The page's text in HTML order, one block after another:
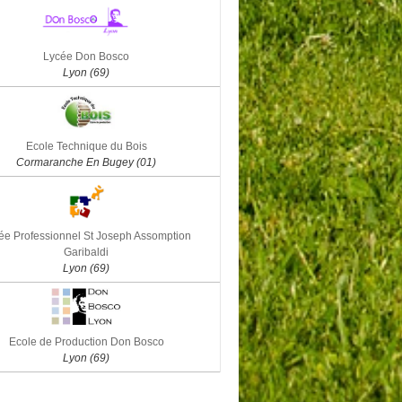
Lycée Don Bosco
Lyon (69)
Ecole Technique du Bois
Cormaranche En Bugey (01)
Professionnel St Joseph Assomption
Garibaldi
Lyon (69)
Ecole de Production Don Bosco
Lyon (69)